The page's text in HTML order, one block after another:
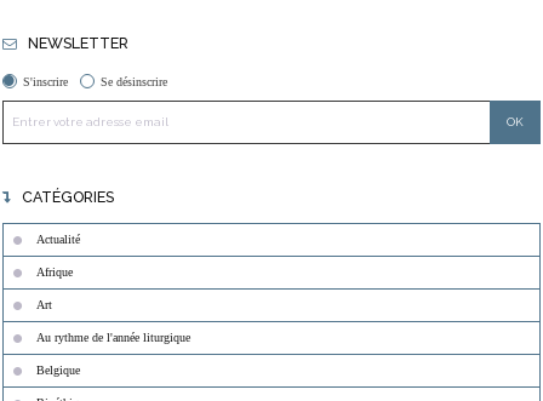
NEWSLETTER
S'inscrire Se désinscrire
CATÉGORIES
Actualité
Afrique
Art
Au rythme de l'année liturgique
Belgique